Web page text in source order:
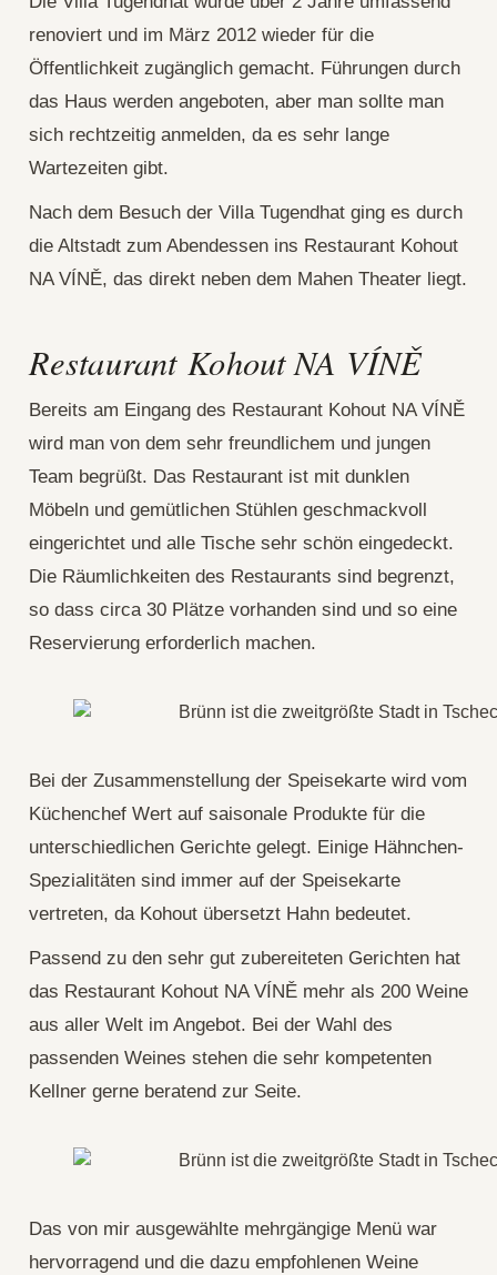
renoviert und im März 2012 wieder für die
Öffentlichkeit zugänglich gemacht. Führungen durch
das Haus werden angeboten, aber man sollte man
sich rechtzeitig anmelden, da es sehr lange
Wartezeiten gibt.
Nach dem Besuch der Villa Tugendhat ging es durch
die Altstadt zum Abendessen ins Restaurant Kohout
NA VÍNĚ, das direkt neben dem Mahen Theater liegt.
Restaurant Kohout NA VÍNĚ
Bereits am Eingang des Restaurant Kohout NA VÍNĚ
wird man von dem sehr freundlichem und jungen
Team begrüßt. Das Restaurant ist mit dunklen
Möbeln und gemütlichen Stühlen geschmackvoll
eingerichtet und alle Tische sehr schön eingedeckt.
Die Räumlichkeiten des Restaurants sind begrenzt,
so dass circa 30 Plätze vorhanden sind und so eine
Reservierung erforderlich machen.
Bei der Zusammenstellung der Speisekarte wird vom
Küchenchef Wert auf saisonale Produkte für die
unterschiedlichen Gerichte gelegt. Einige Hähnchen-
Spezialitäten sind immer auf der Speisekarte
vertreten, da Kohout übersetzt Hahn bedeutet.
Passend zu den sehr gut zubereiteten Gerichten hat
das Restaurant Kohout NA VÍNĚ mehr als 200 Weine
aus aller Welt im Angebot. Bei der Wahl des
passenden Weines stehen die sehr kompetenten
Kellner gerne beratend zur Seite.
Das von mir ausgewählte mehrgängige Menü war
hervorragend und die dazu empfohlenen Weine